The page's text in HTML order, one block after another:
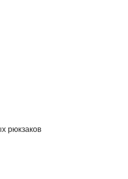
рюкзаков